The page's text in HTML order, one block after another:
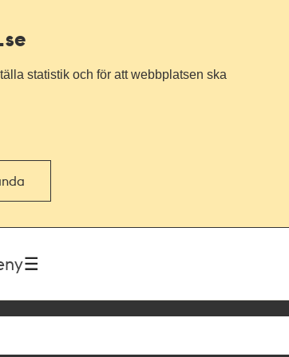
statistik och för att webbplatsen ska